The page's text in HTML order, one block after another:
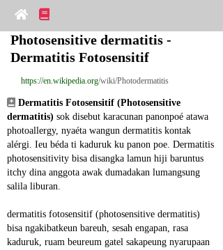
Photosensitive dermatitis -
Dermatitis Fotosensitif
https://en.wikipedia.org/wiki/Photodermatitis
Dermatitis Fotosensitif (Photosensitive
dermatitis) sok disebut karacunan panonpoé atawa
photoallergy, nyaéta wangun dermatitis kontak
alérgi. Ieu béda ti kaduruk ku panon poe. Dermatitis
photosensitivity bisa disangka lamun hiji baruntus
itchy dina anggota awak dumadakan lumangsung
salila liburan.
dermatitis fotosensitif (photosensitive dermatitis)
bisa ngakibatkeun bareuh, sesah engapan, rasa
kaduruk, ruam beureum gatel sakapeung nyarupaan